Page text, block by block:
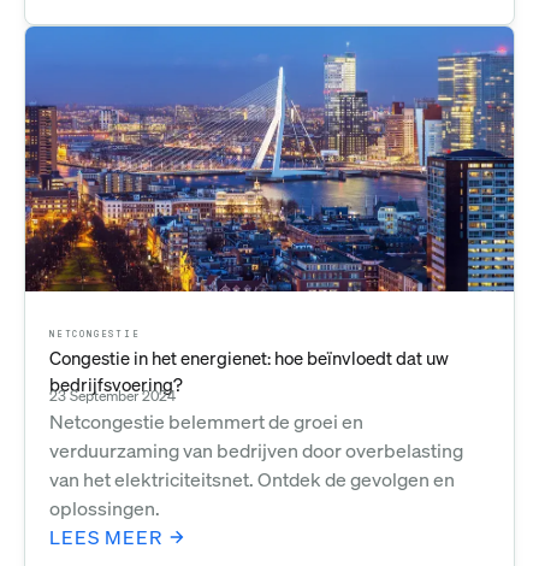
NETCONGESTIE
Congestie in het energienet: hoe beïnvloedt dat uw
bedrijfsvoering?
23 September 2024
Netcongestie belemmert de groei en
verduurzaming van bedrijven door overbelasting
van het elektriciteitsnet. Ontdek de gevolgen en
oplossingen.
LEES MEER